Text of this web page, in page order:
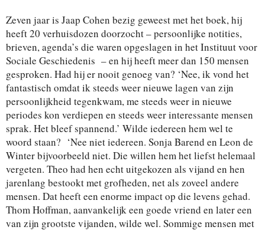
Zeven jaar is Jaap Cohen bezig geweest met het boek, hij
heeft 20 verhuisdozen doorzocht – persoonlijke notities,
brieven, agenda’s die waren opgeslagen in het Instituut voor
Sociale Geschiedenis – en hij heeft meer dan 150 mensen
gesproken. Had hij er nooit genoeg van? ‘Nee, ik vond het
fantastisch omdat ik steeds weer nieuwe lagen van zijn
persoonlijkheid tegenkwam, me steeds weer in nieuwe
periodes kon verdiepen en steeds weer interessante mensen
sprak. Het bleef spannend.’ Wilde iedereen hem wel te
woord staan? ‘Nee niet iedereen. Sonja Barend en Leon de
Winter bijvoorbeeld niet. Die willen hem het liefst helemaal
vergeten. Theo had hen echt uitgekozen als vijand en hen
jarenlang bestookt met grofheden, net als zoveel andere
mensen. Dat heeft een enorme impact op die levens gehad.
Thom Hoffman, aanvankelijk een goede vriend en later een
van zijn grootste vijanden, wilde wel. Sommige mensen met